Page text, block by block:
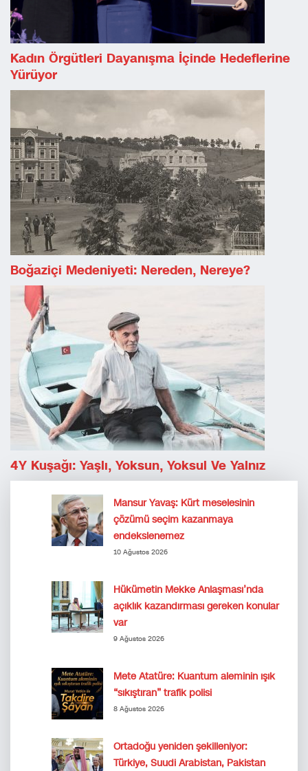
Kadın Örgütleri Dayanışma İçinde Hedeflerine
Yürüyor
Boğaziçi Medeniyeti: Nereden, Nereye?
4Y Kuşağı: Yaşlı, Yoksun, Yoksul Ve Yalnız
Mansur Yavaş: Kürt meselesinin
çözümü seçim kazanmaya
endekslenemez
10 Ağustos 2026
Hükümetin Mekke Anlaşması’nda
açıklık kazandırması gereken konular
var
9 Ağustos 2026
Mete Atatüre: Kuantum aleminin ışık
“sıkıştıran” trafik polisi
8 Ağustos 2026
Ortadoğu yeniden şekilleniyor:
Türkiye, Suudi Arabistan, Pakistan